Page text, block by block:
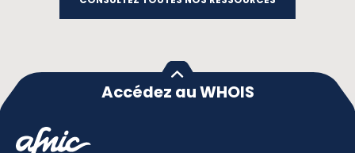
Accédez au WHOIS